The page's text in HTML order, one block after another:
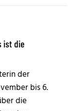
ist die
der
bis 6.
die